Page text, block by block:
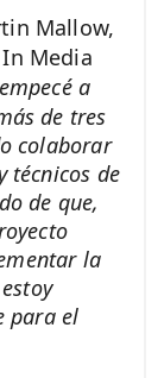
Mallow,
Media
a
de tres
colaborar
técnicos de
de que,
la
para el